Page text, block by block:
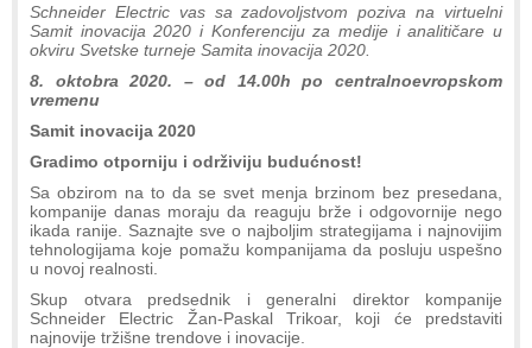
Schneider Electric vas sa zadovoljstvom poziva na virtuelni
Samit inovacija 2020 i Konferenciju za medije i analitičare u
okviru Svetske turneje Samita inovacija 2020.
8. oktobra 2020. – od 14.00h po centralnoevropskom
vremenu
Samit inovacija 2020
Gradimo otporniju i održiviju budućnost!
Sa obzirom na to da se svet menja brzinom bez presedana,
kompanije danas moraju da reaguju brže i odgovornije nego
ikada ranije. Saznajte sve o najboljim strategijama i najnovijim
tehnologijama koje pomažu kompanijama da posluju uspešno
u novoj realnosti.
Skup otvara predsednik i generalni direktor kompanije
Schneider Electric Žan-Paskal Trikoar, koji će predstaviti
najnovije tržišne trendove i inovacije.